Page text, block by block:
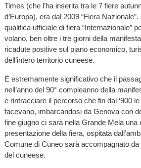
Times (che l’ha inserita tra le 7 fiere
d’Europa), era dal 2009 “Fiera Nazionale”.
qualifica ufficiale di fiera “Internazionale”
volano, ben oltre i tre giorni della
ricadute positive sul piano economico,
dell’intero territorio cuneese.
È estremamente significativo che il
nell’anno del 90° compleanno della
e rintracciare il percorso che fin dal ‘900
facevano, imbarcandosi da Genova con
fine giugno ci sarà nella Grande Mela
presentazione della fiera, ospitata
Comune di Cuneo sarà accompagnato
del cuneese.